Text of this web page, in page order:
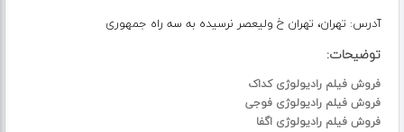
آدرس: تهران، تهران خ ولیعصر نرسیده به سه راه جمهوری
توضیحات:
فروش فیلم رادیولوژی کداک
فروش فیلم رادیولوژی فوجی
فروش فیلم رادیولوژی اگفا